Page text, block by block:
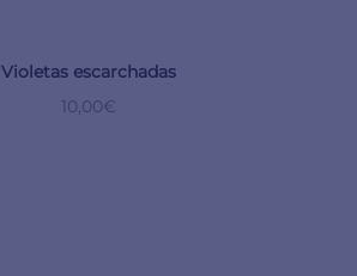
Violetas escarchadas
10,00€